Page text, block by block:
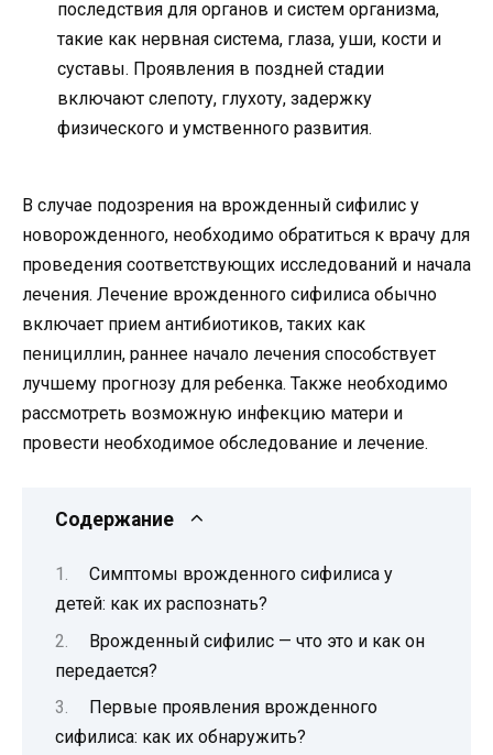
последствия для органов и систем организма,
такие как нервная система, глаза, уши, кости и
суставы. Проявления в поздней стадии
включают слепоту, глухоту, задержку
физического и умственного развития.
В случае подозрения на врожденный сифилис у
новорожденного, необходимо обратиться к врачу для
проведения соответствующих исследований и начала
лечения. Лечение врожденного сифилиса обычно
включает прием антибиотиков, таких как
пенициллин, раннее начало лечения способствует
лучшему прогнозу для ребенка. Также необходимо
рассмотреть возможную инфекцию матери и
провести необходимое обследование и лечение.
Содержание
Симптомы врожденного сифилиса у
детей: как их распознать?
Врожденный сифилис — что это и как он
передается?
Первые проявления врожденного
сифилиса: как их обнаружить?